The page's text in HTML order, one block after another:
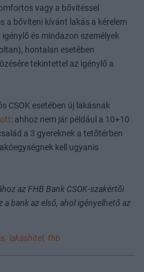
vagy a bővítéssel
a bővíteni kívánt lakás a kérelem
és mindazon személyek
hontalan esetében
tekintettel az igénylő a
CSOK esetében új lakásnak
: ahhoz nem jár például a 10+10
a 3 gyereknek a tetőtérben
kell ugyanis
az FHB Bank CSOK-szakértői
bank az első, ahol igényelhető az
lakáshitel, fhb